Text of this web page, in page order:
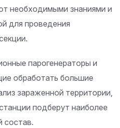
необходимыми знаниями и
для проведения
парогенераторы и
обработать большие
зараженной территории,
подберут наиболее
состав.